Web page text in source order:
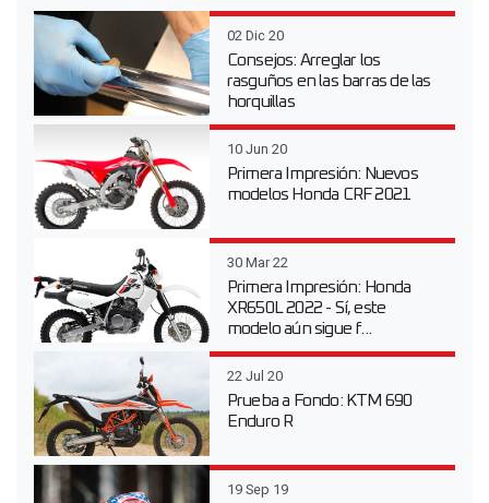
02 Dic 20
Consejos: Arreglar los
rasguños en las barras de las
horquillas
10 Jun 20
Primera Impresión: Nuevos
modelos Honda CRF 2021
30 Mar 22
Primera Impresión: Honda
XR650L 2022 - Sí, este
modelo aún sigue f...
22 Jul 20
Prueba a Fondo: KTM 690
Enduro R
19 Sep 19